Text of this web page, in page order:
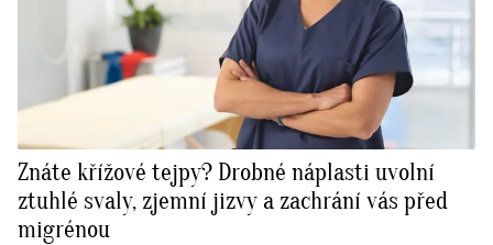
Znáte křížové tejpy? Drobné náplasti uvolní
ztuhlé svaly, zjemní jizvy a zachrání vás před
migrénou